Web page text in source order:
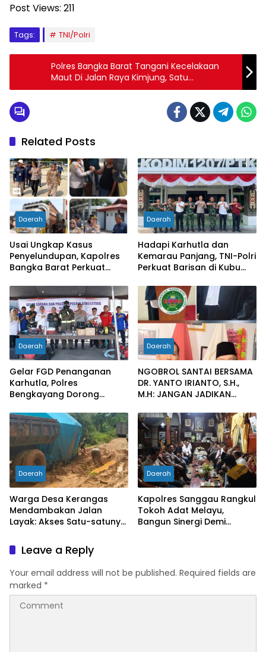
Post Views: 211
Tags: TNI/Polri
Polres Bangka Barat Tangani Kecelakaan
Maut Di Jalan Raya Kimjung, Satu
Pengendara Meninggal Di Tempat
Related Posts
Daerah
Usai Ungkap Kasus
Penyelundupan, Kapolres
Bangka Barat Perkuat
Pelabuhan Tanjung Kalian
Daerah
Hadapi Karhutla dan
Kemarau Panjang, TNI-Polri
Perkuat Barisan di Kubu
Daerah
Gelar FGD Penanganan
Karhutla, Polres
Bengkayang Dorong
hingga Desa Tanggap
Bencana
Daerah
NGOBROL SANTAI BERSAMA
DR. YANTO IRIANTO, S.H.,
M.H: JANGAN JADIKAN
SEBAGAI KUNCI PINTU
KELUAR DARI JERATAN
HUKUM PIDANA KORUPSI
Daerah
Warga Desa Kerangas
Mendambakan Jalan
Layak: Akses Satu-satunya
Berlumput, Menghambat
Ekonomi dan Pelayanan
Kesehatan
Daerah
Kapolres Sanggau Rangkul
Tokoh Adat Melayu,
Bangun Sinergi Demi
Leave a Reply
Your email address will not be published. Required fields are
marked *